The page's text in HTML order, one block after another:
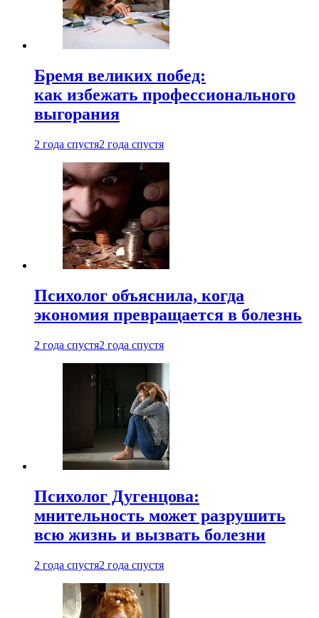
Бремя великих побед:
как избежать профессионального
выгорания
2 года спустя2 года спустя
Психолог объяснила, когда
экономия превращается в болезнь
2 года спустя2 года спустя
Психолог Дугенцова:
мнительность может разрушить
всю жизнь и вызвать болезни
2 года спустя2 года спустя